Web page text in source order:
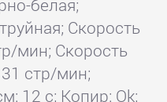
белая;
Скорость
мин; Скорость
стр/мин;
12 с; Копир: Ok;